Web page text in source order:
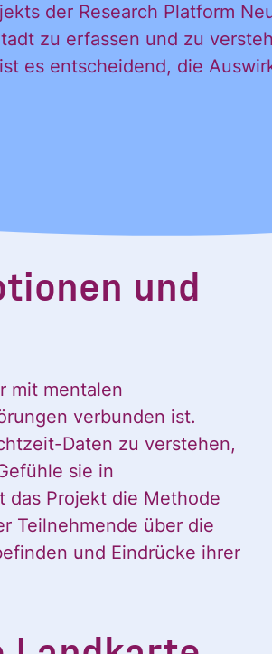
der Research Platform
zu erfassen und zu
es entscheidend, die
und
mit mentalen
verbunden ist.
Daten zu verstehen,
sie in
das Projekt die Methode
Teilnehmende über die
und Eindrücke ihrer